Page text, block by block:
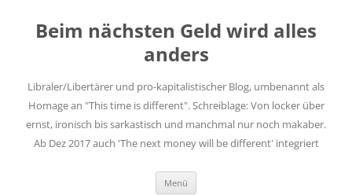
springen
Beim nächsten Geld wird alles
anders
Libraler/Libertärer und pro-kapitalistischer Blog, umbenannt als
Homage an "This time is different". Schreiblage: Von locker über
ernst, ironisch bis sarkastisch und manchmal nur noch makaber.
Ab Dez 2017 auch 'The next money will be different' integriert
Menü